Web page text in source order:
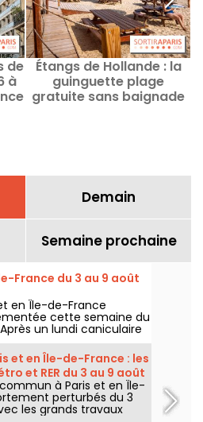
de
à
Étangs de Hollande : la
guinguette plage
gratuite sans baignade
Demain
Semaine prochaine
France du 3 au 9 août
en Île-de-France
cette semaine du
un lundi caniculaire
d’orages, les
progressivement baisser
temps plus chaud et
end.
et en Île-de-France : les
et RER du 3 au 9 août
à Paris et en Île-
perturbés du 3
les grands travaux